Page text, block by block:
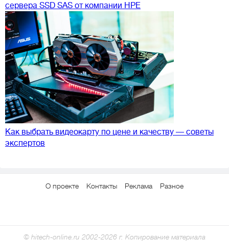
сервера SSD SAS от компании HPE
Как выбрать видеокарту по цене и качеству — советы
экспертов
О проекте Контакты Реклама Разное
© hitech-online.ru 2002-2026 г. Копирование материала